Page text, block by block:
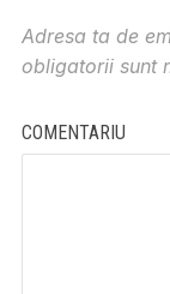
Adresa ta de
obligatorii sunt
COMENTARIU